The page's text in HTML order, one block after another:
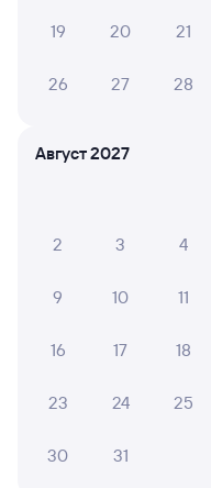
Способы оплаты
Отели
Вокзал Дербент
19 20 21
26 27 28
Август 2027
2 3 4
9 10 11
16 17 18
23 24 25
30 31